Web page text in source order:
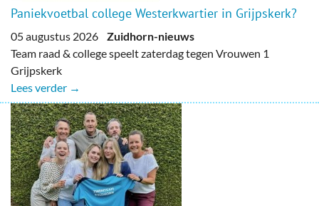
Paniekvoetbal college Westerkwartier in Grijpskerk?
05 augustus 2026 Zuidhorn-nieuws
Team raad & college speelt zaterdag tegen Vrouwen 1
Grijpskerk
Lees verder →